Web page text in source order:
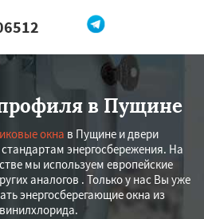
мне
в Пущине
окна в Пущине и двери
энергосбережения. На
мы используем европейские
аналогов . Только у нас Вы уже
энергосберегающие окна из